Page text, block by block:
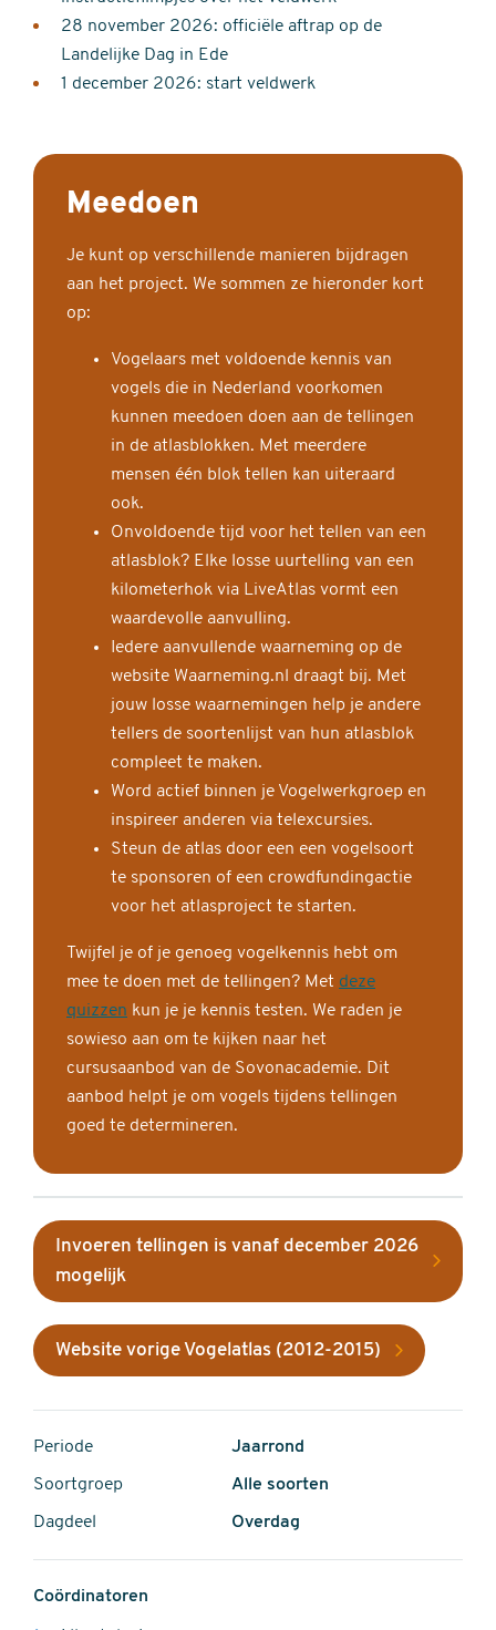
28 november 2026: officiële aftrap op de
Landelijke Dag in Ede
1 december 2026: start veldwerk
Meedoen
Je kunt op verschillende manieren bijdragen
aan het project. We sommen ze hieronder kort
op:
Vogelaars met voldoende kennis van
vogels die in Nederland voorkomen
kunnen meedoen doen aan de tellingen
in de atlasblokken. Met meerdere
mensen één blok tellen kan uiteraard
ook.
Onvoldoende tijd voor het tellen van een
atlasblok? Elke losse uurtelling van een
kilometerhok via LiveAtlas vormt een
waardevolle aanvulling.
Iedere aanvullende waarneming op de
website Waarneming.nl draagt bij. Met
jouw losse waarnemingen help je andere
tellers de soortenlijst van hun atlasblok
compleet te maken.
Word actief binnen je Vogelwerkgroep en
inspireer anderen via telexcursies.
Steun de atlas door een een vogelsoort
te sponsoren of een crowdfundingactie
voor het atlasproject te starten.
Twijfel je of je genoeg vogelkennis hebt om
mee te doen met de tellingen? Met deze
quizzen kun je je kennis testen. We raden je
sowieso aan om te kijken naar het
cursusaanbod van de Sovonacademie. Dit
aanbod helpt je om vogels tijdens tellingen
goed te determineren.
Invoeren tellingen is vanaf december 2026
mogelijk
Website vorige Vogelatlas (2012-2015)
Periode Jaarrond
Soortgroep Alle soorten
Dagdeel Overdag
Coördinatoren